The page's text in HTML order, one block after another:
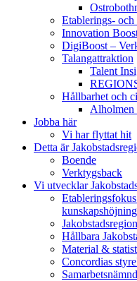
Etablerings- och
Innovation
DigiBoost –
Talangattraktion
Talent
Hållbarhet och
Alholmen
Jobba här
Vi har flyttat hit
Detta är
Boende
Verktygsback
Vi utvecklar
Hållbara
Material &
Concordias